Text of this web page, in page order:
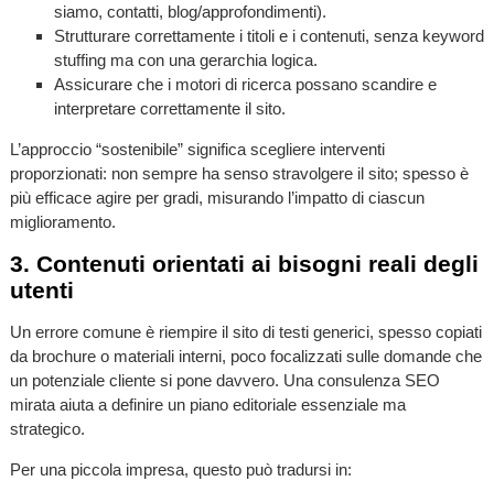
siamo, contatti, blog/approfondimenti).
Strutturare correttamente i titoli e i contenuti, senza keyword
stuffing ma con una gerarchia logica.
Assicurare che i motori di ricerca possano scandire e
interpretare correttamente il sito.
L’approccio “sostenibile” significa scegliere interventi
proporzionati: non sempre ha senso stravolgere il sito; spesso è
più efficace agire per gradi, misurando l’impatto di ciascun
miglioramento.
3. Contenuti orientati ai bisogni reali degli
utenti
Un errore comune è riempire il sito di testi generici, spesso copiati
da brochure o materiali interni, poco focalizzati sulle domande che
un potenziale cliente si pone davvero. Una consulenza SEO
mirata aiuta a definire un piano editoriale essenziale ma
strategico.
Per una piccola impresa, questo può tradursi in: